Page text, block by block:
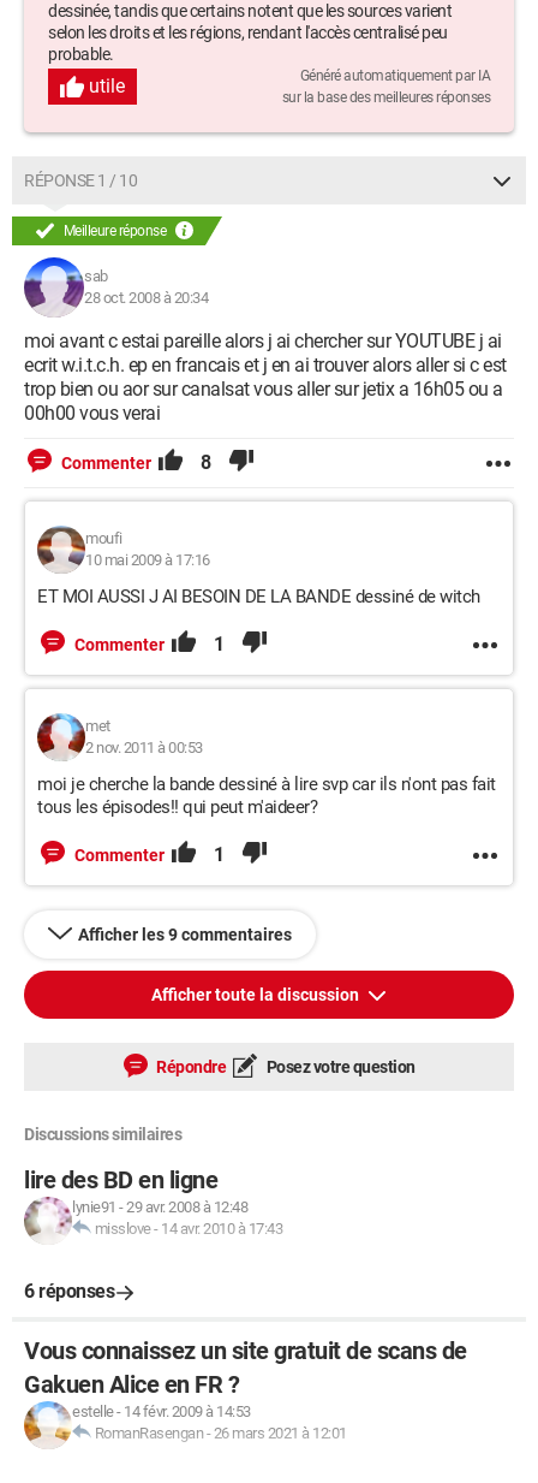
dessinée, tandis que certains notent que les sources varient
selon les droits et les régions, rendant l'accès centralisé peu
probable.
utile
Généré automatiquement par IA
sur la base des meilleures réponses
RÉPONSE 1 / 10
Meilleure réponse
sab
28 oct. 2008 à 20:34
moi avant c estai pareille alors j ai chercher sur YOUTUBE j ai
ecrit w.i.t.c.h. ep en francais et j en ai trouver alors aller si c est
trop bien ou aor sur canalsat vous aller sur jetix a 16h05 ou a
00h00 vous verai
Commenter 8
moufi
10 mai 2009 à 17:16
ET MOI AUSSI J AI BESOIN DE LA BANDE dessiné de witch
Commenter 1
met
2 nov. 2011 à 00:53
moi je cherche la bande dessiné à lire svp car ils n'ont pas fait
tous les épisodes!! qui peut m'aideer?
Commenter 1
Afficher les 9 commentaires
Afficher toute la discussion
Répondre Posez votre question
Discussions similaires
lire des BD en ligne
lynie91 -29 avr. 2008 à 12:48
misslove- 14 avr. 2010 à 17:43
6 réponses
Vous connaissez un site gratuit de scans de
Gakuen Alice en FR ?
estelle- 14 févr. 2009 à 14:53
RomanRasengan-26 mars 2021 à 12:01